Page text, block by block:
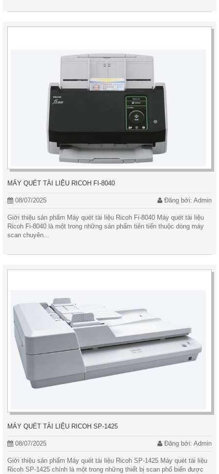
MÁY QUÉT TÀI LIỆU RICOH FI-8040
08/07/2025 Đăng bởi: Admin
Giới thiệu sản phẩm Máy quét tài liệu Ricoh Fi-8040 Máy quét tài liệu
Ricoh Fi-8040 là một trong những sản phẩm tiên tiến thuộc dòng máy
scan chuyên...
MÁY QUÉT TÀI LIỆU RICOH SP-1425
08/07/2025 Đăng bởi: Admin
Giới thiệu sản phẩm Máy quét tài liệu Ricoh SP-1425 Máy quét tài liệu
Ricoh SP-1425 chính là một trong những thiết bị scan phổ biến được